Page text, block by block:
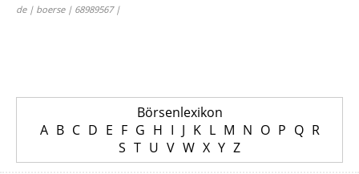
de | boerse | 68989567 |
Börsenlexikon
A B C D E F G H I J K L M N O P Q R
S T U V W X Y Z